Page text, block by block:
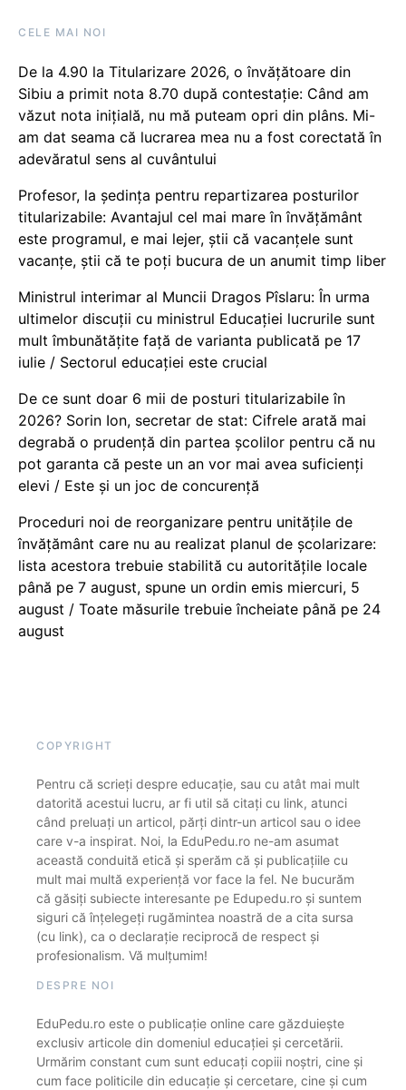
CELE MAI NOI
De la 4.90 la Titularizare 2026, o învățătoare din
Sibiu a primit nota 8.70 după contestație: Când am
văzut nota inițială, nu mă puteam opri din plâns. Mi-
am dat seama că lucrarea mea nu a fost corectată în
adevăratul sens al cuvântului
Profesor, la ședința pentru repartizarea posturilor
titularizabile: Avantajul cel mai mare în învățământ
este programul, e mai lejer, știi că vacanțele sunt
vacanţe, știi că te poți bucura de un anumit timp liber
Ministrul interimar al Muncii Dragos Pîslaru: În urma
ultimelor discuții cu ministrul Educației lucrurile sunt
mult îmbunătățite față de varianta publicată pe 17
iulie / Sectorul educației este crucial
De ce sunt doar 6 mii de posturi titularizabile în
2026? Sorin Ion, secretar de stat: Cifrele arată mai
degrabă o prudență din partea școlilor pentru că nu
pot garanta că peste un an vor mai avea suficienți
elevi / Este și un joc de concurență
Proceduri noi de reorganizare pentru unitățile de
învățământ care nu au realizat planul de școlarizare:
lista acestora trebuie stabilită cu autoritățile locale
până pe 7 august, spune un ordin emis miercuri, 5
august / Toate măsurile trebuie încheiate până pe 24
august
COPYRIGHT
Pentru că scrieți despre educație, sau cu atât mai mult
datorită acestui lucru, ar fi util să citați cu link, atunci
când preluați un articol, părți dintr-un articol sau o idee
care v-a inspirat. Noi, la EduPedu.ro ne-am asumat
această conduită etică și sperăm că și publicațiile cu
mult mai multă experiență vor face la fel. Ne bucurăm
că găsiți subiecte interesante pe Edupedu.ro și suntem
siguri că înțelegeți rugămintea noastră de a cita sursa
(cu link), ca o declarație reciprocă de respect și
profesionalism. Vă mulțumim!
DESPRE NOI
EduPedu.ro este o publicație online care găzduiește
exclusiv articole din domeniul educației și cercetării.
Urmărim constant cum sunt educați copiii noștri, cine și
cum face politicile din educație și cercetare, cine și cum